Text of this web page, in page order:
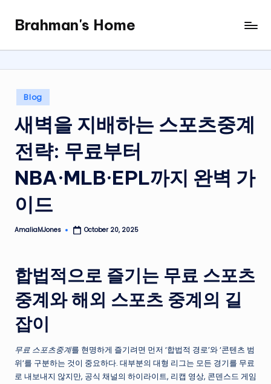
content
Brahman's Home
Spiritual
and
it
all
Posted
in
Blog
새벽을 지배하는 스포츠중계
전략: 무료부터
NBA·MLB·EPL까지 완벽 가
이드
Posted
AmaliaMJones October 20, 2025
합법적으로 즐기는 무료 스포츠
중계와 해외 스포츠 중계의 길
잡이
무료 스포츠중계를 현명하게 즐기려면 먼저 ‘합법적 경로’와 ‘콘텐츠 범
위’를 구분하는 것이 중요하다. 대부분의 대형 리그는 모든 경기를 무료
로 내보내지 않지만, 공식 채널의 하이라이트, 리캡 영상, 콘덴스드 게임